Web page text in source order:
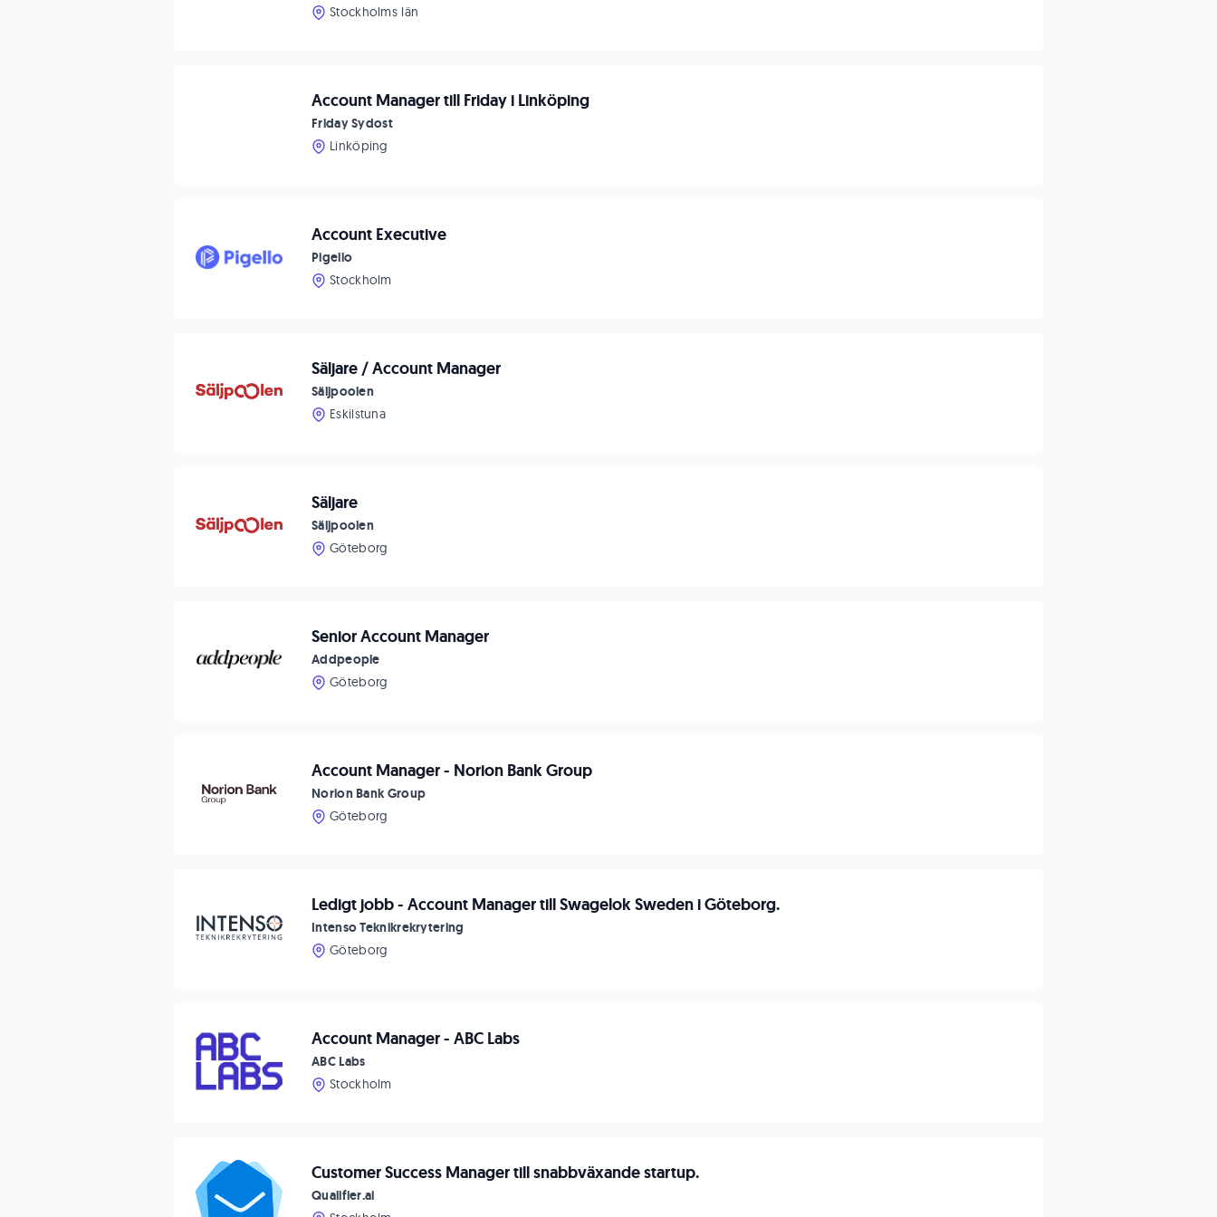
Stockholms län
Account Manager till Friday i Linköping
Friday Sydost
Linköping
Account Executive
Pigello
Stockholm
Säljare / Account Manager
Säljpoolen
Eskilstuna
Säljare
Säljpoolen
Göteborg
Senior Account Manager
Addpeople
Göteborg
Account Manager - Norion Bank Group
Norion Bank Group
Göteborg
Ledigt jobb - Account Manager till Swagelok Sweden i Göteborg.
Intenso Teknikrekrytering
Göteborg
Account Manager - ABC Labs
ABC Labs
Stockholm
Customer Success Manager till snabbväxande startup.
Qualifier.ai